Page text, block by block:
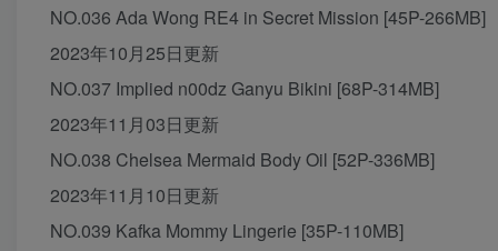
NO.036 Ada Wong RE4 in Secret Mission [45P-266MB]
2023年10月25日更新
NO.037 Implied n00dz Ganyu Bikini [68P-314MB]
2023年11月03日更新
NO.038 Chelsea Mermaid Body Oil [52P-336MB]
2023年11月10日更新
NO.039 Kafka Mommy Lingerie [35P-110MB]